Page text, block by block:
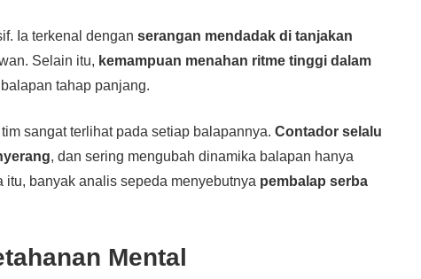
Ia terkenal denganserangan mendadak di tanjakan
Selain itu, kemampuan menahan ritme tinggi dalam
tahap panjang.
sangat terlihat pada setiap balapannya.Contador selalu
, dan sering mengubah dinamika balapan hanya
banyak analis sepeda menyebutnya pembalap serba
Mental